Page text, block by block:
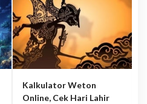
Kalkulator Weton
Online, Cek Hari Lahir